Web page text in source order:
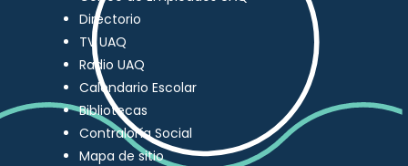
Directorio
TV UAQ
Radio UAQ
Calendario Escolar
Bibliotecas
Contraloría Social
Mapa de sitio